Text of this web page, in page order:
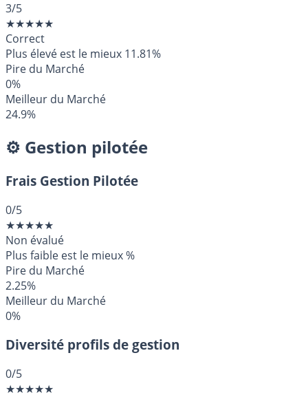
3/5
★★★★★
Correct
Plus élevé est le mieux 11.81%
Pire du Marché
0%
Meilleur du Marché
24.9%
⚙️ Gestion pilotée
Frais Gestion Pilotée
0/5
★★★★★
Non évalué
Plus faible est le mieux%
Pire du Marché
2.25%
Meilleur du Marché
0%
Diversité profils de gestion
0/5
★★★★★